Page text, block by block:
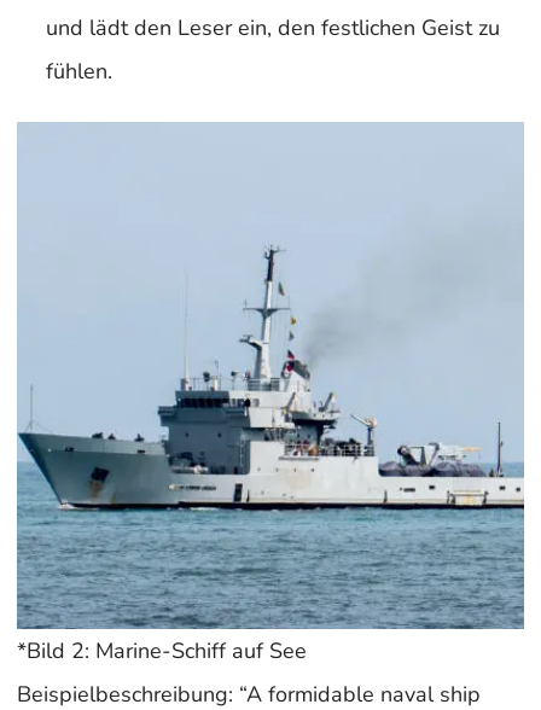
und lädt den Leser ein, den festlichen Geist zu
fühlen.
*Bild 2: Marine-Schiff auf See
Beispielbeschreibung: “A formidable naval ship